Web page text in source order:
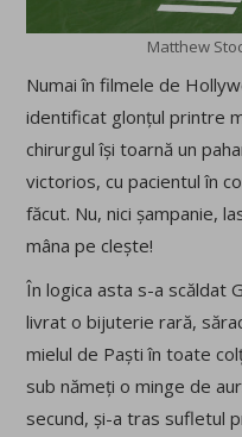
Matthew
Numai în filmele de
identificat glonțul printre
chirurgul își toarnă un
victorios, cu pacientul în
făcut. Nu, nici șampanie,
mâna pe clește!
În logica asta s-a scăldat
livrat o bijuterie rară,
mielul de Paști în toate
sub nămeți o minge de
secund, și-a tras sufletul